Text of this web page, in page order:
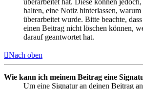
überarbeitet hat. Diese können
halten, eine Notiz hinterlassen,
überarbeitet wurde. Bitte beachte,
einen Beitrag nicht löschen können,
darauf geantwortet hat.
Nach oben
Wie kann ich meinem Beitrag eine
Um eine Signatur an deinen Beitrag